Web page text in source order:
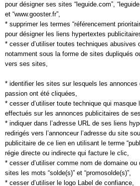
pour désigner ses sites “leguide.com”,
et “www.gooster.fr”,
* supprimer les termes “référencement
pour désigner les liens hypertextes
* cesser d’utiliser toutes techniques abusives
notamment sous la forme de sites dupliqués
vers ses sites,
* identifier les sites sur lesquels les
passion ont été cliquées,
* cesser d’utiliser toute technique qui masque
effectués sur les annonces publicitaires de
* indiquer dans l’adresse URL de ses liens
redirigés vers l’annonceur l’adresse du site
publicitaire de ce lien en utilisant le terme
régie directe ou indirecte qui facture le clic,
* cesser d’utiliser comme nom de domaine
sites les mots “solde(s)” et “promosolde(s)”,
* cesser d’utiliser le logo Label de confiance,